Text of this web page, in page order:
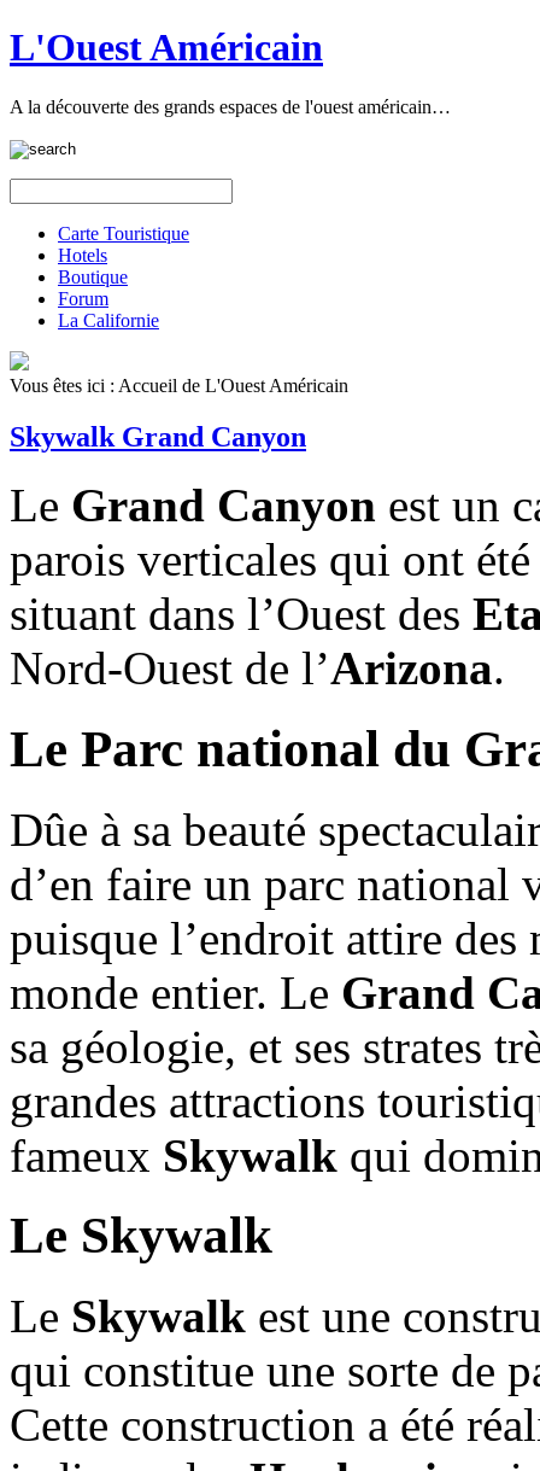
L'Ouest Américain
A la découverte des grands espaces de l'ouest américain…
Carte Touristique
Hotels
Boutique
Forum
La Californie
Vous êtes ici : Accueil de L'Ouest Américain
Skywalk Grand Canyon
Le Grand Canyon est un
parois verticales qui ont été
situant dans l’Ouest des
Nord-Ouest de l’Arizona.
Le Parc national du
Dûe à sa beauté
d’en faire un parc national
puisque l’endroit attire
monde entier. Le Grand
sa géologie, et ses strates
grandes attractions
fameux Skywalk qui
Le Skywalk
Le Skywalk est une
qui constitue une sorte de
Cette construction a été